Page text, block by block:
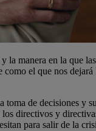
la manera en la que
como el que nos
de decisiones y
directivos y
para salir de la